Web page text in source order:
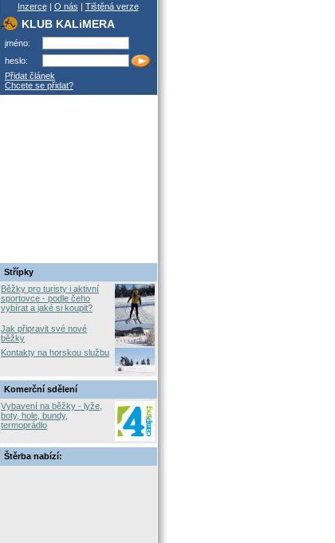
Inzerce| O nás | Tištěná verze
KLUB KALiMERA
jméno:
heslo:
Přidat článek
Chcete se přidat?
Střípky
Běžky pro turisty i aktivní
sportovce - podle čeho
vybírat a jaké si koupit?
Jak připravit své nové
běžky
Kontakty na horskou službu
Komerční sdělení
Vybavení na běžky - lyže,
boty, hole, bundy,
termoprádlo
Štěrba nabízí: